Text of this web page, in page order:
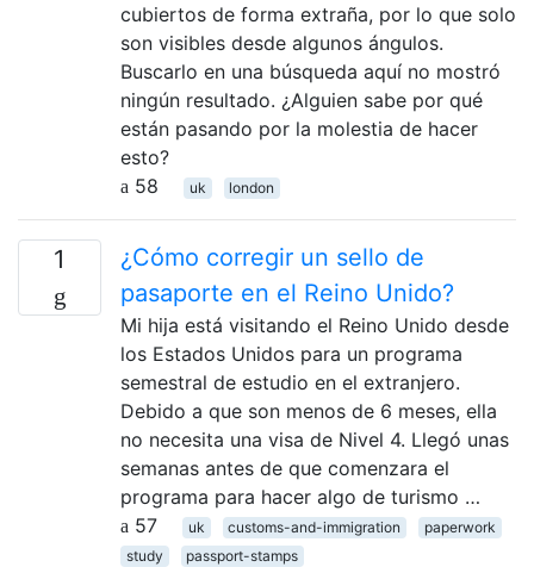
cubiertos de forma extraña, por lo que solo
son visibles desde algunos ángulos.
Buscarlo en una búsqueda aquí no mostró
ningún resultado. ¿Alguien sabe por qué
están pasando por la molestia de hacer
esto?
58
uk london
1
¿Cómo corregir un sello de
pasaporte en el Reino Unido?
Mi hija está visitando el Reino Unido desde
los Estados Unidos para un programa
semestral de estudio en el extranjero.
Debido a que son menos de 6 meses, ella
no necesita una visa de Nivel 4. Llegó unas
semanas antes de que comenzara el
programa para hacer algo de turismo …
57
uk customs-and-immigration
paperwork
study
passport-stamps